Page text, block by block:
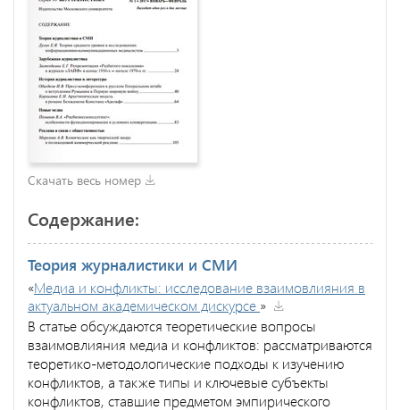
Скачать весь номер
Содержание:
Теория журналистики и СМИ
«Медиа и конфликты: исследование взаимовлияния в
актуальном академическом дискурсе »
В статье обсуждаются теоретические вопросы
взаимовлияния медиа и конфликтов: рассматриваются
теоретико-методологические подходы к изучению
конфликтов, а также типы и ключевые субъекты
конфликтов, ставшие предметом эмпирического